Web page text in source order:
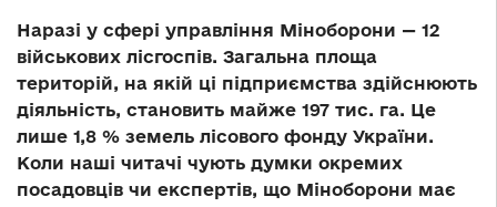
Наразі у сфері управління Міноборони — 12
військових лісгоспів. Загальна площа
територій, на якій ці підприємства здійснюють
діяльність, становить майже 197 тис. га. Це
лише 1,8 % земель лісового фонду України.
Коли наші читачі чують думки окремих
посадовців чи експертів, що Міноборони має